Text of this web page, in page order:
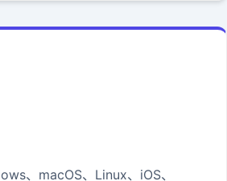
、macOS、Linux、iOS、